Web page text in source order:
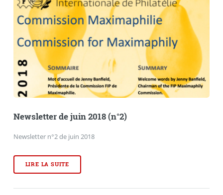
Newsletter de juin 2018 (n°2)
Newsletter n°2 de juin 2018
LIRE LA SUITE